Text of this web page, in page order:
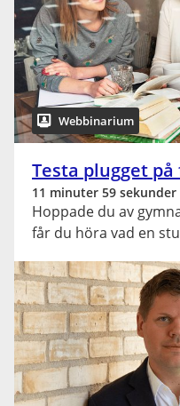
Webbinarium
Testa plugget
11 minuter 59 sekunder
Hoppade du av
får du höra vad en